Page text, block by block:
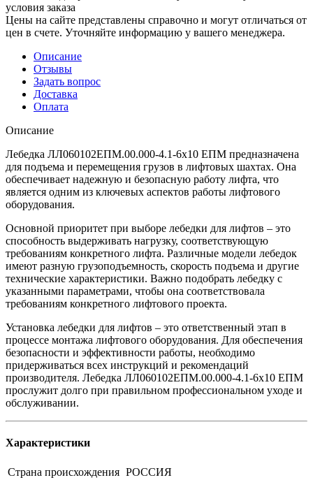
условия заказа
Цены на сайте представлены справочно и могут отличаться от
цен в счете. Уточняйте информацию у вашего менеджера.
Описание
Отзывы
Задать вопрос
Доставка
Оплата
Описание
Лебедка ЛЛ060102ЕПМ.00.000-4.1-6х10 ЕПМ предназначена
для подъема и перемещения грузов в лифтовых шахтах. Она
обеспечивает надежную и безопасную работу лифта, что
является одним из ключевых аспектов работы лифтового
оборудования.
Основной приоритет при выборе лебедки для лифтов – это
способность выдерживать нагрузку, соответствующую
требованиям конкретного лифта. Различные модели лебедок
имеют разную грузоподъемность, скорость подъема и другие
технические характеристики. Важно подобрать лебедку с
указанными параметрами, чтобы она соответствовала
требованиям конкретного лифтового проекта.
Установка лебедки для лифтов – это ответственный этап в
процессе монтажа лифтового оборудования. Для обеспечения
безопасности и эффективности работы, необходимо
придерживаться всех инструкций и рекомендаций
производителя. Лебедка ЛЛ060102ЕПМ.00.000-4.1-6х10 ЕПМ
прослужит долго при правильном профессиональном уходе и
обслуживании.
Характеристики
Страна происхождения РОССИЯ